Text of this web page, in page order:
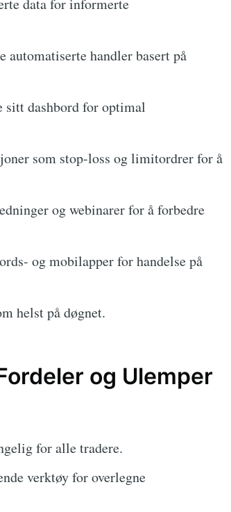
data for informerte
handler basert på
sitt dashbord for optimal
som stop-loss og limitordrer for å
og webinarer for å forbedre
og mobilapper for handelse på
helst på døgnet.
og Ulemper
for alle tradere.
verktøy for overlegne